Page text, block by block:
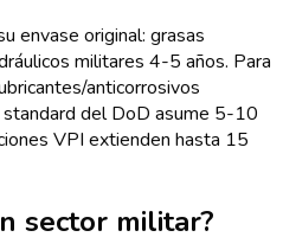
envase original: grasas
militares 4-5 años. Para
anticorrosivos
del DoD asume 5-10
VPI extienden hasta 15
sector militar?